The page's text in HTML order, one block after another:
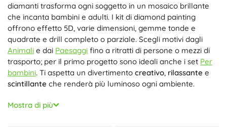
diamanti trasforma ogni soggetto in un mosaico brillante
che incanta bambini e adulti. I kit di diamond painting
offrono effetto 5D, varie dimensioni, gemme tonde e
quadrate e drill completo o parziale. Scegli motivi dagli
Animali e dai Paesaggi fino a ritratti di persone o mezzi di
trasporto; per il primo progetto sono ideali anche i set Per
bambini. Ti aspetta un divertimento creativo, rilassante e
scintillante che renderà più luminoso ogni ambiente.
Ogni kit di pittura con diamanti include una tela pre-
stampata con strato adesivo e legenda DMC, gemme
Mostra di più